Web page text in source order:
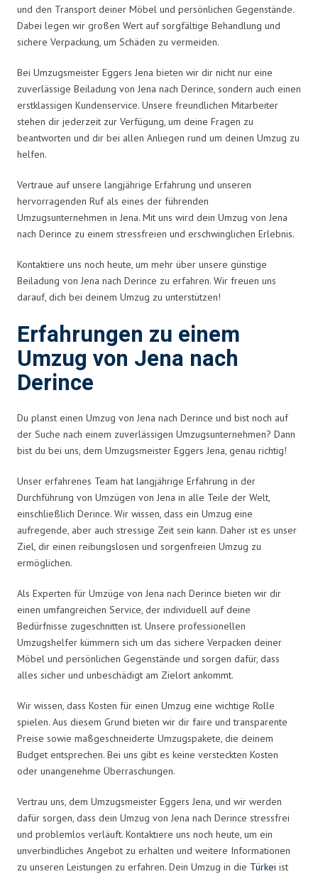
und den Transport deiner Möbel und persönlichen Gegenstände.
Dabei legen wir großen Wert auf sorgfältige Behandlung und
sichere Verpackung, um Schäden zu vermeiden.
Bei Umzugsmeister Eggers Jena bieten wir dir nicht nur eine
zuverlässige Beiladung von Jena nach Derince, sondern auch einen
erstklassigen Kundenservice. Unsere freundlichen Mitarbeiter
stehen dir jederzeit zur Verfügung, um deine Fragen zu
beantworten und dir bei allen Anliegen rund um deinen Umzug zu
helfen.
Vertraue auf unsere langjährige Erfahrung und unseren
hervorragenden Ruf als eines der führenden
Umzugsunternehmen in Jena. Mit uns wird dein Umzug von Jena
nach Derince zu einem stressfreien und erschwinglichen Erlebnis.
Kontaktiere uns noch heute, um mehr über unsere günstige
Beiladung von Jena nach Derince zu erfahren. Wir freuen uns
darauf, dich bei deinem Umzug zu unterstützen!
Erfahrungen zu einem
Umzug von Jena nach
Derince
Du planst einen Umzug von Jena nach Derince und bist noch auf
der Suche nach einem zuverlässigen Umzugsunternehmen? Dann
bist du bei uns, dem Umzugsmeister Eggers Jena, genau richtig!
Unser erfahrenes Team hat langjährige Erfahrung in der
Durchführung von Umzügen von Jena in alle Teile der Welt,
einschließlich Derince. Wir wissen, dass ein Umzug eine
aufregende, aber auch stressige Zeit sein kann. Daher ist es unser
Ziel, dir einen reibungslosen und sorgenfreien Umzug zu
ermöglichen.
Als Experten für Umzüge von Jena nach Derince bieten wir dir
einen umfangreichen Service, der individuell auf deine
Bedürfnisse zugeschnitten ist. Unsere professionellen
Umzugshelfer kümmern sich um das sichere Verpacken deiner
Möbel und persönlichen Gegenstände und sorgen dafür, dass
alles sicher und unbeschädigt am Zielort ankommt.
Wir wissen, dass Kosten für einen Umzug eine wichtige Rolle
spielen. Aus diesem Grund bieten wir dir faire und transparente
Preise sowie maßgeschneiderte Umzugspakete, die deinem
Budget entsprechen. Bei uns gibt es keine versteckten Kosten
oder unangenehme Überraschungen.
Vertrau uns, dem Umzugsmeister Eggers Jena, und wir werden
dafür sorgen, dass dein Umzug von Jena nach Derince stressfrei
und problemlos verläuft. Kontaktiere uns noch heute, um ein
unverbindliches Angebot zu erhalten und weitere Informationen
zu unseren Leistungen zu erfahren. Dein Umzug in die Türkei ist